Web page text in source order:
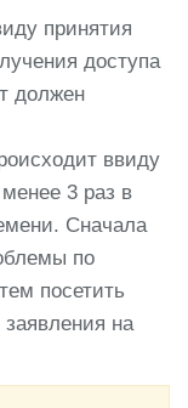
принятия
доступа
должен
ввиду
3 раз в
Сначала
по
посетить
на